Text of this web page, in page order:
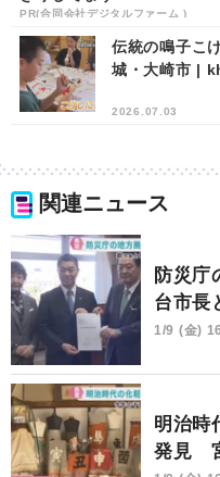
PR(合同会社デジタルファーム )
伝統の鳴子こ
城・大崎市 |
2026.07.03
関連ニュース
防災
台市長
1/9 (金)
明治時
発見